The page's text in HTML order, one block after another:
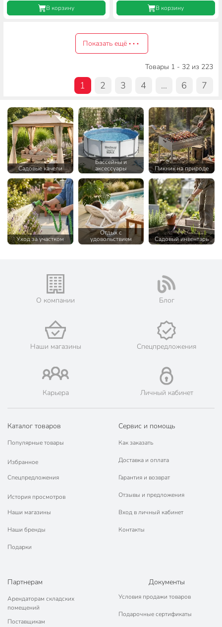
В корзину В корзину
Показать ещё
Товары 1 - 32 из 223
1 2 3 4 ... 6 7
Садовые качели
Бассейны и
аксессуары
Пикник на природе
Уход за участком
Отдых с
удовольствием
Садовый инвентарь
О компании Блог
Наши магазины Спецпредложения
Карьера Личный кабинет
Каталог товаров
Популярные товары
Избранное
Спецпредложения
История просмотров
Наши магазины
Наши бренды
Подарки
Сервис и помощь
Как заказать
Доставка и оплата
Гарантия и возврат
Отзывы и предложения
Вход в личный кабинет
Контакты
Партнерам
Арендаторам складских
помещений
Поставщикам
Документы
Условия продажи товаров
Подарочные сертификаты